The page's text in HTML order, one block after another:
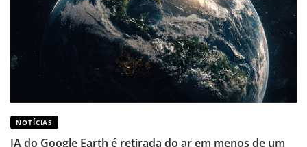
NOTÍCIAS
IA do Google Earth é retirada do ar em menos de um